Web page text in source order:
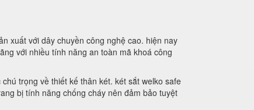
xuất với dây chuyền công nghệ cao. hiện nay
với nhiều tính năng an toàn mã khoá công
trọng về thiết kế thân két. két sắt welko safe
bị tính năng chống cháy nên đảm bảo tuyệt